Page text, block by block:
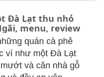
Đà Lạt thu nhỏ
menu, review
quán cà phê
ví như một Đà Lạt
và căn nhà gỗ